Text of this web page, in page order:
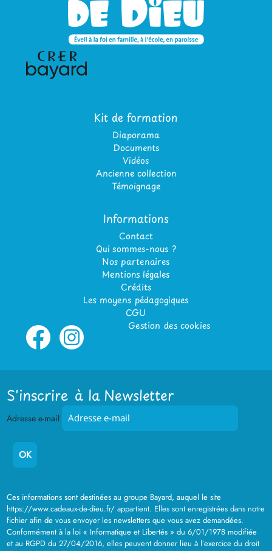
Kit de formation
Diaporama
Documents
Vidéos
Ancienne collection
Témoignage
Informations
Contact
Qui sommes-nous ?
Nos partenaires
Mentions légales
Crédits
Les moyens pédagogiques
CGU
Gestion des cookies
S'inscrire à la Newsletter
Adresse e-mail
Ces informations sont destinées au groupe Bayard, auquel le site
https://www.cadeaux-de-dieu.fr/ appartient. Elles sont enregistrées dans notre
fichier afin de vous envoyer les newsletters que vous avez demandées.
Conformément à la loi « Informatique et Libertés » du 6/01/1978 modifiée
et au RGPD du 27/04/2016, elles peuvent donner lieu à l’exercice du droit